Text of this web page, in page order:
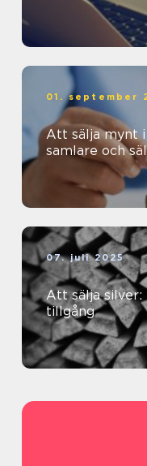
01. september
Att sälja mynt
samlare och
07. juli 2025
Att sälja silver:
tillgång